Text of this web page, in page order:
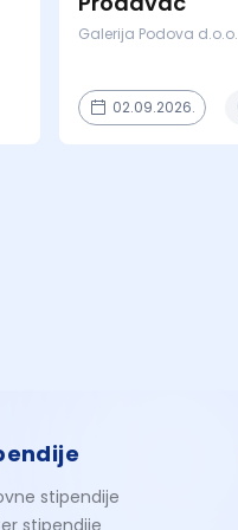
Galerija Podova d.o.o.
02.09.2026.
stipendije
stipendije